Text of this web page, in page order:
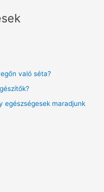
való séta?
egészségesek maradjunk